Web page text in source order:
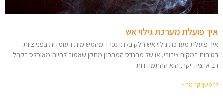
איך פועלת מערכת גילוי אש
איך פועלת מערכת גילוי אש חלק בלתי נפרד מהמשימות העומדות בפני צוות
בטיחות במקום ציבורי, או של מהנדס המתכנן מתקן שאמור להיות מאוכלס בקהל
רב או ציוד יקר, הוא ההתמודדות
להמשך קריאה »